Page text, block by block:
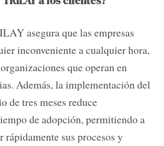
asegura que las empresas
inconveniente a cualquier hora,
que operan en
Además, la implementación del
de tres meses reduce
de adopción, permitiendo a
rápidamente sus procesos y